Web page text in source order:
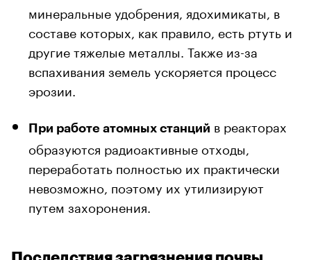
минеральные удобрения, ядохимикаты, в
составе которых, как правило, есть ртуть и
другие тяжелые металлы. Также из-за
вспахивания земель ускоряется процесс
эрозии.
При работе атомных станций в реакторах
образуются радиоактивные отходы,
переработать полностью их практически
невозможно, поэтому их утилизируют
путем захоронения.